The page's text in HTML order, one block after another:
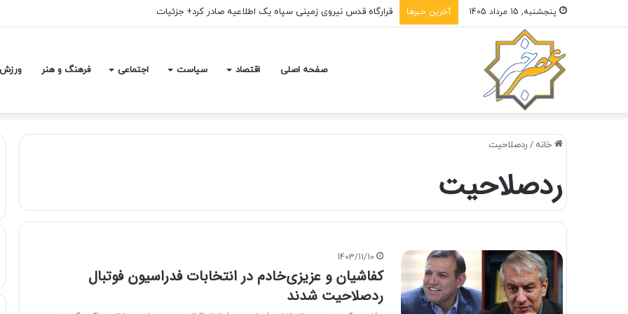
پنجشنبه, 15 مرداد 1405 آخرین خبرها قرارگاه قدس نیروی زمینی سپاه یک اطلاعیه صادر کرد+ جزئیات
صفحه اصلی اقتصاد سیاست اجتماعی فرهنگ و هنر ورزش
خانه / ردصلاحیت
ردصلاحیت
1403/11/10
کفاشیان و عزیزی‌خادم در انتخابات فدراسیون فوتبال
ردصلاحیت شدند